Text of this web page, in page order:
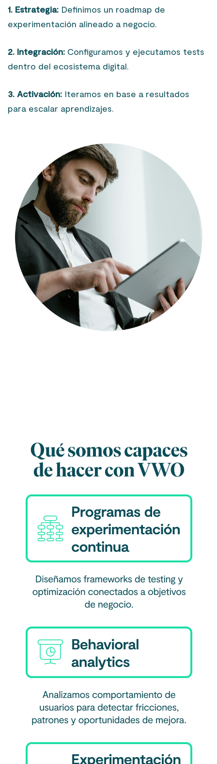
1. Estrategia: Definimos un roadmap de
experimentación alineado a negocio.
2. Integración: Configuramos y ejecutamos tests
dentro del ecosistema digital.
3. Activación: Iteramos en base a resultados
para escalar aprendizajes.